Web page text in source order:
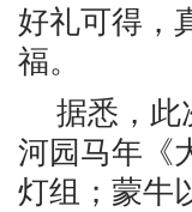
好礼可得，
福。
据悉，此
河园马年《
灯组；蒙牛